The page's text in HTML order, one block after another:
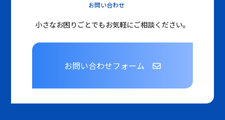
お問い合わせ
小さなお困りごとでもお気軽にご相談ください。
お問い合わせフォーム